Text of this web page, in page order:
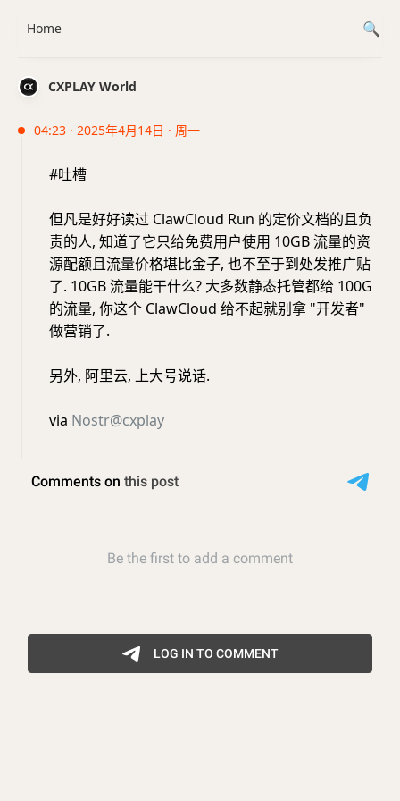
CXPLAY World
04:23 · 2025年4月14日 · 周一
#吐槽
但凡是好好读过 ClawCloud Run 的定价文档的且负
责的人, 知道了它只给免费用户使用 10GB 流量的资
源配额且流量价格堪比金子, 也不至于到处发推广贴
了. 10GB 流量能干什么? 大多数静态托管都给 100G
的流量, 你这个 ClawCloud 给不起就别拿 "开发者"
做营销了.
另外, 阿里云, 上大号说话.
via Nostr@cxplay
Home